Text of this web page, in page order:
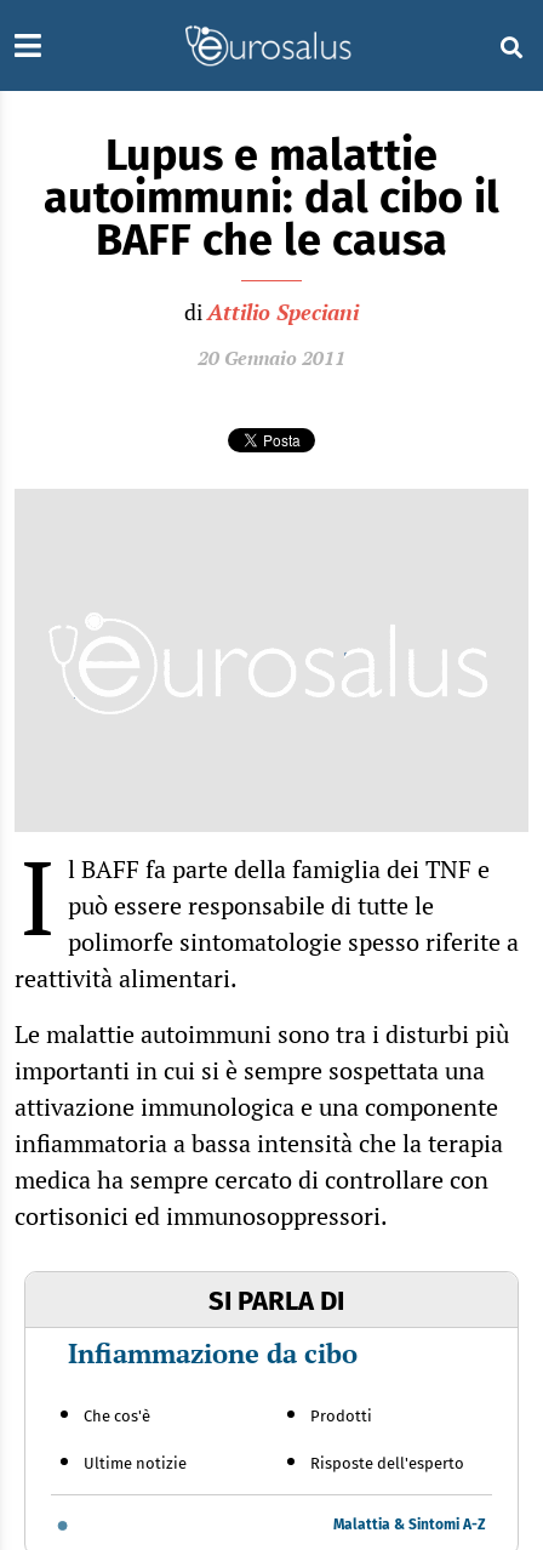
Lupus e malattie
autoimmuni: dal cibo il
BAFF che le causa
diAttilio Speciani
20 Gennaio 2011
I l BAFF fa parte della famiglia dei TNF e
può essere responsabile di tutte le
polimorfe sintomatologie spesso riferite a
reattività alimentari.
Le malattie autoimmuni sono tra i disturbi più
importanti in cui si è sempre sospettata una
attivazione immunologica e una componente
infiammatoria a bassa intensità che la terapia
medica ha sempre cercato di controllare con
cortisonici ed immunosoppressori.
SI PARLA DI
Infiammazione da cibo
Che cos'è
Ultime notizie
Prodotti
Risposte dell'esperto
Malattia & Sintomi A-Z